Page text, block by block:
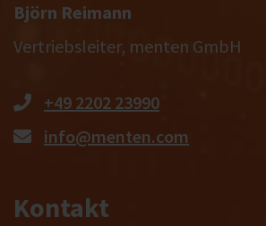
Björn Reimann
Vertriebsleiter, menten GmbH
+49 2202 23990
info@menten.com
Kontakt